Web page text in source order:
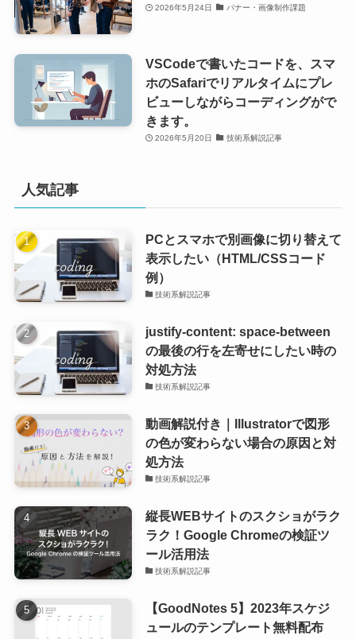
2026年5月24日 バナー・画像制作課題
VSCodeで書いたコードを、スマ
ホのSafariでリアルタイムにプレ
ビューしながらコーディングがで
きます。
2026年5月20日 技術系解説記事
人気記事
PCとスマホで別画像に切り替えて
表示したい（HTML/CSSコード
例）
技術系解説記事
justify-content: space-between
の最後の行を左寄せにしたい時の
対処方法
技術系解説記事
動画解説付き｜Illustratorで図形
の色が変わらない場合の原因と対
処方法
技術系解説記事
縦長WEBサイトのスクショがラク
ラク！Google Chromeの検証ツ
ール活用法
技術系解説記事
【GoodNotes 5】2023年スケジ
ュールのテンプレート無料配布